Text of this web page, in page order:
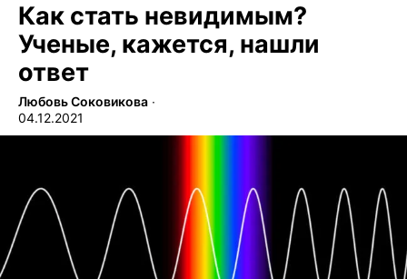
Как стать невидимым?
Ученые, кажется, нашли
ответ
Любовь Соковикова ∙
04.12.2021